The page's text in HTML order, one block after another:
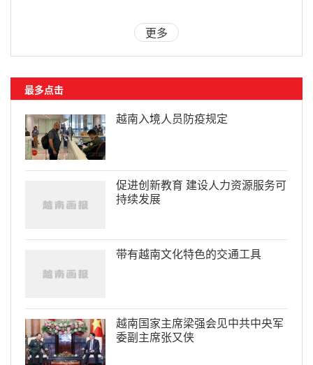
更多
最多点击
越南入境人员防疫规定
促进创新教育 建设人力资源服务可
持续发展
带有越南文化特色的交通工具
越南国家主席梁强会见中共中央军
委副主席张又侠